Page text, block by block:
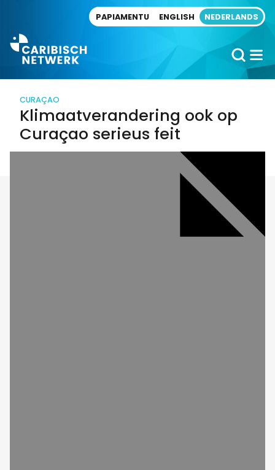
PAPIAMENTU ENGLISH NEDERLANDS
CURAÇAO
Klimaatverandering ook op
Curaçao serieus feit